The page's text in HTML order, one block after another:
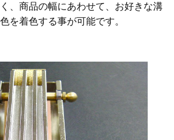
、商品の幅にあわせて、お好きな溝
を着色する事が可能です。